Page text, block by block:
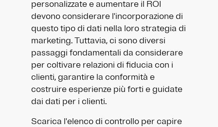
personalizzate e aumentare il ROI
devono considerare l'incorporazione di
questo tipo di dati nella loro strategia di
marketing. Tuttavia, ci sono diversi
passaggi fondamentali da considerare
per coltivare relazioni di fiducia con i
clienti, garantire la conformità e
costruire esperienze più forti e guidate
dai dati per i clienti.
Scarica l'elenco di controllo per capire